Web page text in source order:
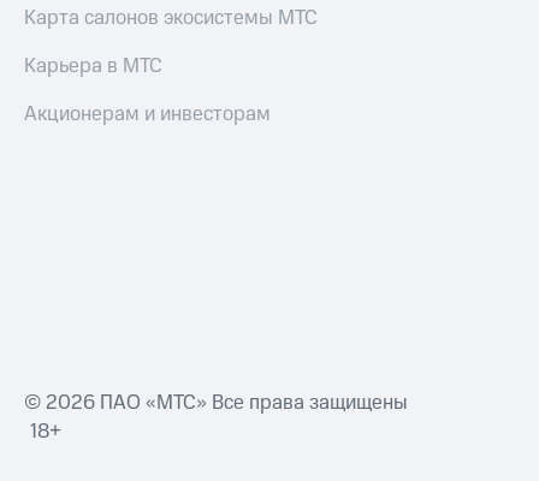
Карта салонов экосистемы МТС
Карьера в МТС
Акционерам и инвесторам
© 2026 ПАО «МТС» Все права защищены
18+